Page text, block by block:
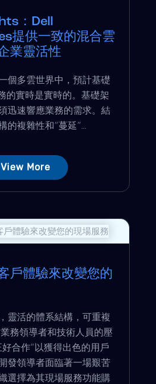
：Dell
提供一致的混合雲
業靈活性
個多雲世界中，預計基礎
的實時是實時的。基礎架
迅速響應業務的需求。結
複雜性和“蔓延”...
View More
戶體驗來改變您的
靈活的體系結構，可重複
務領導者和技術人員的壓
合作”以獲得出色的用戶
發領導者面臨著一場艱苦
選擇為其現場服務功能購